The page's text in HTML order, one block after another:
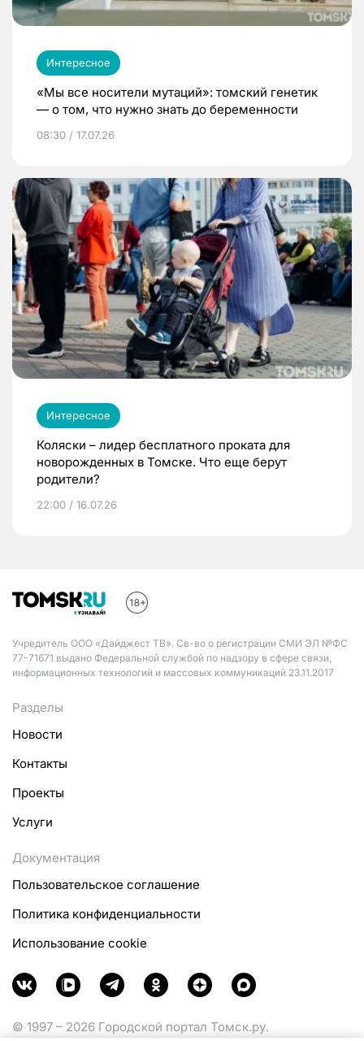
Интересное
«Мы все носители мутаций»: томский генетик
— о том, что нужно знать до беременности
08:30 / 17.07.26
Интересное
Коляски – лидер бесплатного проката для
новорожденных в Томске. Что еще берут
родители?
22:00 / 16.07.26
Учредитель ООО «Дайджест ТВ». Св-во о регистрации СМИ ЭЛ №ФС
77-71671 выдано Федеральной службой по надзору в сфере связи,
информационных технологий и массовых коммуникаций 23.11.2017
Разделы
Новости
Контакты
Проекты
Услуги
Документация
Пользовательское соглашение
Политика конфиденциальности
Использование cookie
© 1997 – 2026 Городской портал Томск.ру.